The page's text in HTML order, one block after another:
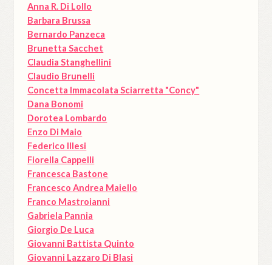
Anna R. Di Lollo
Barbara Brussa
Bernardo Panzeca
Brunetta Sacchet
Claudia Stanghellini
Claudio Brunelli
Concetta Immacolata Sciarretta "Concy"
Dana Bonomi
Dorotea Lombardo
Enzo Di Maio
Federico Illesi
Fiorella Cappelli
Francesca Bastone
Francesco Andrea Maiello
Franco Mastroianni
Gabriela Pannia
Giorgio De Luca
Giovanni Battista Quinto
Giovanni Lazzaro Di Blasi